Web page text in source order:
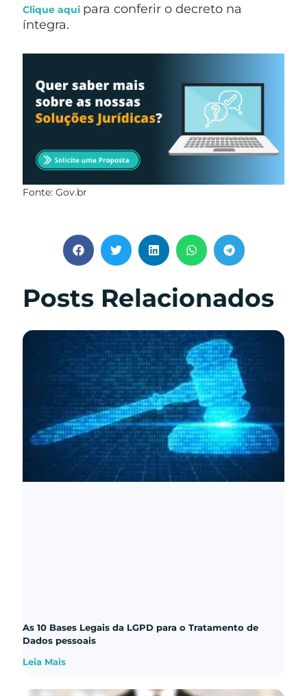
Clique aqui para conferir o decreto na
íntegra.
Fonte: Gov.br
Posts Relacionados
As 10 Bases Legais da LGPD para o Tratamento de
Dados pessoais
Leia Mais